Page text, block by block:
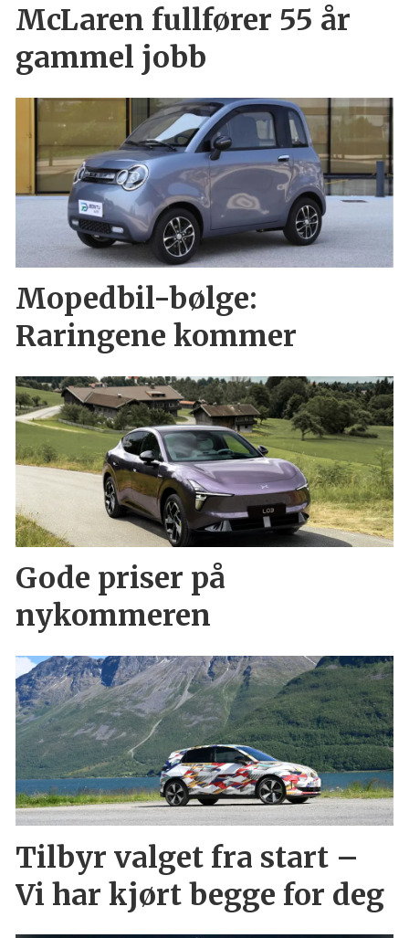
McLaren fullfører 55 år
gammel jobb
Mopedbil-bølge:
Raringene kommer
Gode priser på
nykommeren
Tilbyr valget fra start –
Vi har kjørt begge for deg